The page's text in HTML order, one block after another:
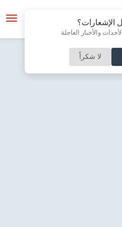
الإشعارات؟
والأخبار العاجلة
لا شكراً